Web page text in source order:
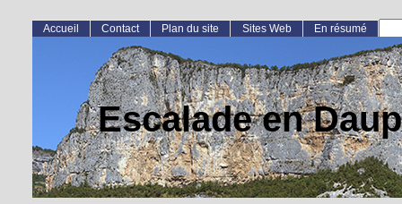
Escalade en
Accueil Contact Plan du site Sites Web En résumé